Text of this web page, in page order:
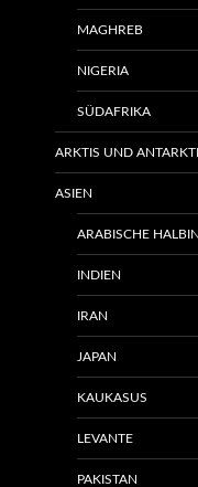
MAGHREB
NIGERIA
SÜDAFRIKA
ARKTIS UND
ASIEN
ARABISCHE
INDIEN
IRAN
JAPAN
KAUKASUS
LEVANTE
PAKISTAN